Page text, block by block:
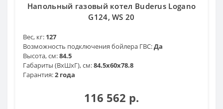
Напольный газовый котел Buderus Logano
G124, WS 20
Вес, кг: 127
Возможность подключения бойлера ГВС:Да
Высота, см:84.5
Габариты (ВхШхГ), см:84.5х60х78.8
Гарантия:2 года
116 562 р.